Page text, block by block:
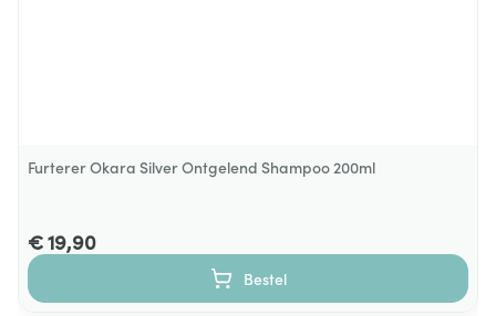
Furterer Okara Silver Ontgelend Shampoo 200ml
€ 19,90
Bestel